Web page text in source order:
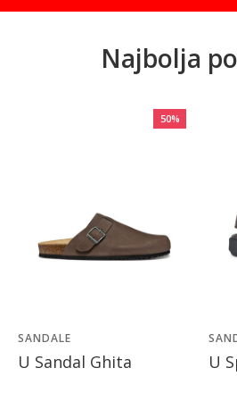
Najbolja
50%
SANDALE
U Sandal Ghita U